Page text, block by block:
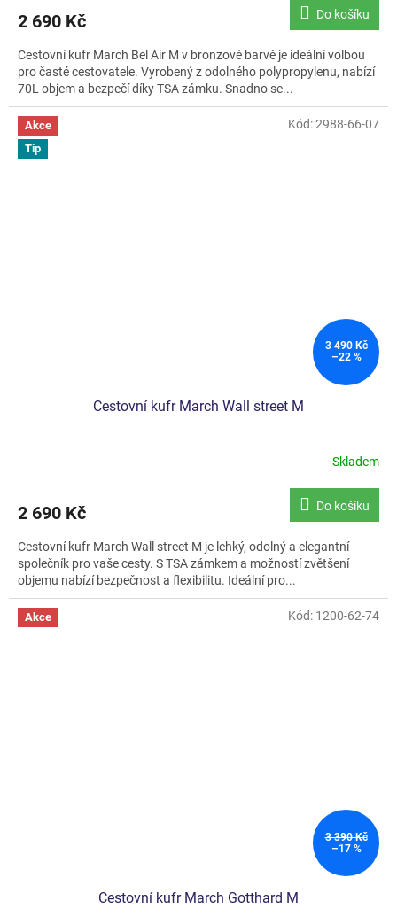
2 690 Kč Do košíku
Cestovní kufr March Bel Air M v bronzové barvě je ideální volbou
pro časté cestovatele. Vyrobený z odolného polypropylenu, nabízí
70L objem a bezpečí díky TSA zámku. Snadno se...
Akce
Tip
3 490 Kč
–22 %
Cestovní kufr March Wall street M
Skladem
2 690 Kč Do košíku
Cestovní kufr March Wall street M je lehký, odolný a elegantní
společník pro vaše cesty. S TSA zámkem a možností zvětšení
objemu nabízí bezpečnost a flexibilitu. Ideální pro...
Kód:2988-66-07
Akce
3 390 Kč
–17 %
Cestovní kufr March Gotthard M
Kód: 1200-62-74